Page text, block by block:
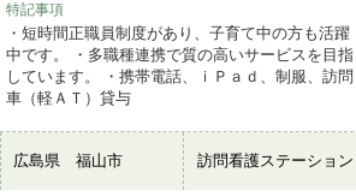
特記事項
・短時間正職員制度があり、子育て中の方も活躍
中です。 ・多職種連携で質の高いサービスを目指
しています。 ・携帯電話、ｉＰａｄ、制服、訪問
車（軽ＡＴ）貸与
広島県 福山市 訪問看護ステーション